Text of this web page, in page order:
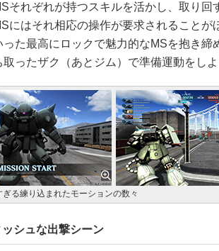
それぞれが持つスキルを活かし、取り回
にはそれ相応の操作が要求されることが
った最高にロックで魅力的なMSを抱き締
ったザク（あとジム）で準備運動をしよ
ぎる練り込まれたモーションの数々
シュな出撃シーン